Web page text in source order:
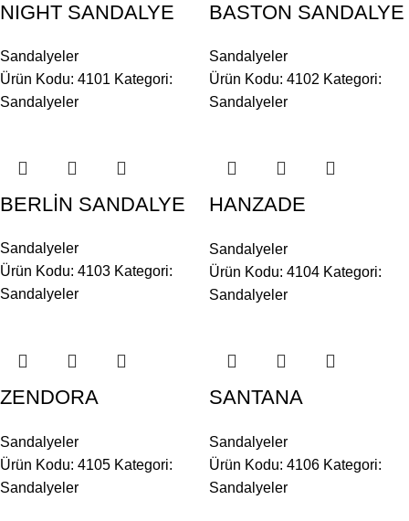
NIGHT SANDALYE
Sandalyeler
Ürün Kodu: 4101 Kategori:
Sandalyeler
BASTON SANDALYE
Sandalyeler
Ürün Kodu: 4102 Kategori:
Sandalyeler
BERLİN SANDALYE
Sandalyeler
Ürün Kodu: 4103 Kategori:
Sandalyeler
HANZADE
Sandalyeler
Ürün Kodu: 4104 Kategori:
Sandalyeler
ZENDORA
Sandalyeler
Ürün Kodu: 4105 Kategori:
Sandalyeler
SANTANA
Sandalyeler
Ürün Kodu: 4106 Kategori:
Sandalyeler